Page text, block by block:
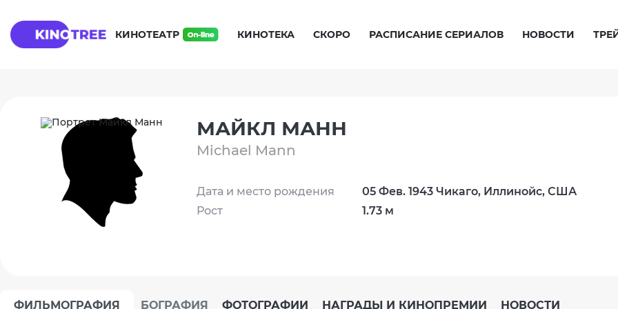
КИНОТЕАТР КИНОТЕКА СКОРО РАСПИСАНИЕ СЕРИАЛОВ НОВОСТИ
МАЙКЛ МАНН
Michael Mann
Дата и место рождения
Рост
05 Фев. 1943 Чикаго, Иллинойс, США
1.73 м
ФИЛЬМОГРАФИЯ БОГРАФИЯ ФОТОГРАФИИ НАГРАДЫ И КИНОПРЕМИИ НОВОСТИ